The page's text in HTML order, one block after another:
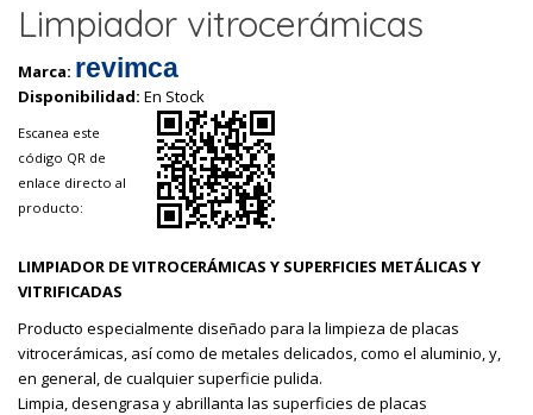
Limpiador vitrocerámicas
Marca: revimca
Disponibilidad: En Stock
Escanea este
código QR de
enlace directo al
producto:
LIMPIADOR DE VITROCERÁMICAS Y SUPERFICIES METÁLICAS Y
VITRIFICADAS
Producto especialmente diseñado para la limpieza de placas
vitrocerámicas, así como de metales delicados, como el aluminio, y,
en general, de cualquier superficie pulida.
Limpia, desengrasa y abrillanta las superficies de placas